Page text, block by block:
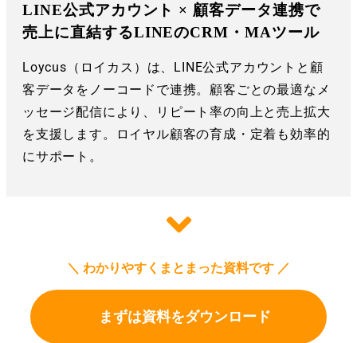
LINE公式アカウント × 顧客データ連携で
売上に直結するLINEのCRM・MAツール
Loycus（ロイカス）は、LINE公式アカウントと顧
客データをノーコードで連携。顧客ごとの最適なメ
ッセージ配信により、リピート率の向上と売上拡大
を支援します。ロイヤル顧客の育成・定着も効率的
にサポート。
＼ わかりやすくまとまった資料です ／
まずは資料をダウンロード